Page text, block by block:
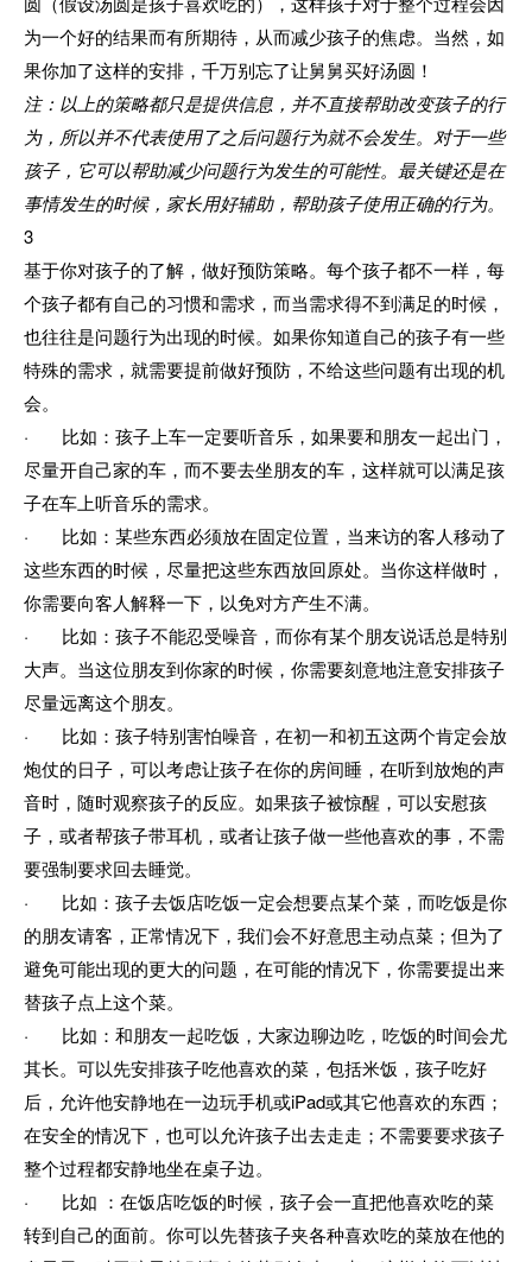
为一个好的结果而有所期待，从而减少孩子的焦虑。当然，如
果你加了这样的安排，千万别忘了让舅舅买好汤圆！
注：以上的策略都只是提供信息，并不直接帮助改变孩子的行
为，所以并不代表使用了之后问题行为就不会发生。对于一些
孩子，它可以帮助减少问题行为发生的可能性。最关键还是在
事情发生的时候，家长用好辅助，帮助孩子使用正确的行为。
3
基于你对孩子的了解，做好预防策略。每个孩子都不一样，每
个孩子都有自己的习惯和需求，而当需求得不到满足的时候，
也往往是问题行为出现的时候。如果你知道自己的孩子有一些
特殊的需求，就需要提前做好预防，不给这些问题有出现的机
会。
· 比如：孩子上车一定要听音乐，如果要和朋友一起出门，
尽量开自己家的车，而不要去坐朋友的车，这样就可以满足孩
子在车上听音乐的需求。
· 比如：某些东西必须放在固定位置，当来访的客人移动了
这些东西的时候，尽量把这些东西放回原处。当你这样做时，
你需要向客人解释一下，以免对方产生不满。
· 比如：孩子不能忍受噪音，而你有某个朋友说话总是特别
大声。当这位朋友到你家的时候，你需要刻意地注意安排孩子
尽量远离这个朋友。
· 比如：孩子特别害怕噪音，在初一和初五这两个肯定会放
炮仗的日子，可以考虑让孩子在你的房间睡，在听到放炮的声
音时，随时观察孩子的反应。如果孩子被惊醒，可以安慰孩
子，或者帮孩子带耳机，或者让孩子做一些他喜欢的事，不需
要强制要求回去睡觉。
· 比如：孩子去饭店吃饭一定会想要点某个菜，而吃饭是你
的朋友请客，正常情况下，我们会不好意思主动点菜；但为了
避免可能出现的更大的问题，在可能的情况下，你需要提出来
替孩子点上这个菜。
· 比如：和朋友一起吃饭，大家边聊边吃，吃饭的时间会尤
其长。可以先安排孩子吃他喜欢的菜，包括米饭，孩子吃好
后，允许他安静地在一边玩手机或iPad或其它他喜欢的东西；
在安全的情况下，也可以允许孩子出去走走；不需要要求孩子
整个过程都安静地坐在桌子边。
· 比如 ：在饭店吃饭的时候，孩子会一直把他喜欢吃的菜
转到自己的面前。你可以先替孩子夹各种喜欢吃的菜放在他的